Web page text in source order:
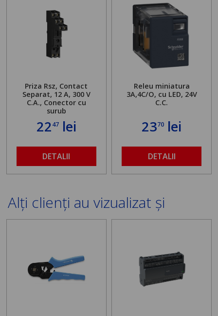
Priza Rsz, Contact
Separat, 12 A, 300 V
C.A., Conector cu
surub
2247lei
DETALII
Releu miniatura
3A,4C/O, cu LED, 24V
C.C.
2370 lei
DETALII
Alți clienți au vizualizat și